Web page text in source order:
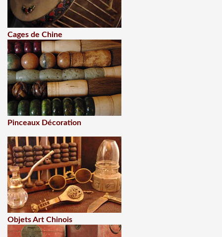
Cages de Chine
Pinceaux Décoration
Objets Art Chinois